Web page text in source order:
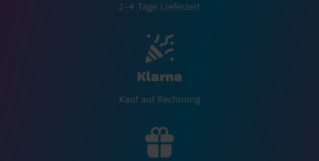
2-4 Tage Lieferzeit
Klarna
Kauf auf Rechnung